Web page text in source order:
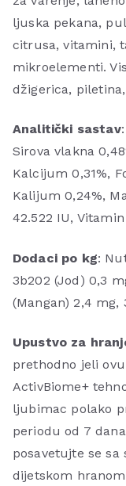
ljuska pekana,
citrusa, vitamini,
mikroelementi.
džigerica,
Analitički sastav
Sirova vlakna
Kalcijum 0,31%,
Kalijum 0,24%,
42.522 IU,
Dodaci po kg:
3b202 (Jod) 0,3
(Mangan) 2,4 mg,
Upustvo za
prethodno jeli
ActivBiome+
ljubimac polako
periodu od 7
posavetujte se
dijetskom